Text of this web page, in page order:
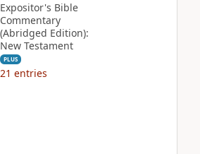
Expositor's Bible
Commentary
(Abridged Edition):
New Testament
PLUS
21 entries